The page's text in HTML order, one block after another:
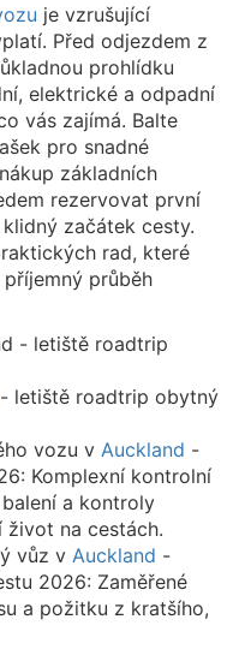
je vzrušující
Před odjezdem z
prohlídku
elektrické a odpadní
vás zajímá. Balte
pro snadné
základních
rezervovat první
začátek cesty.
rad, které
průběh
- letiště roadtrip obytný
vozu v Auckland -
Komplexní kontrolní
a kontroly
na cestách.
vůz v Auckland -
2026: Zaměřené
a požitku z kratšího,